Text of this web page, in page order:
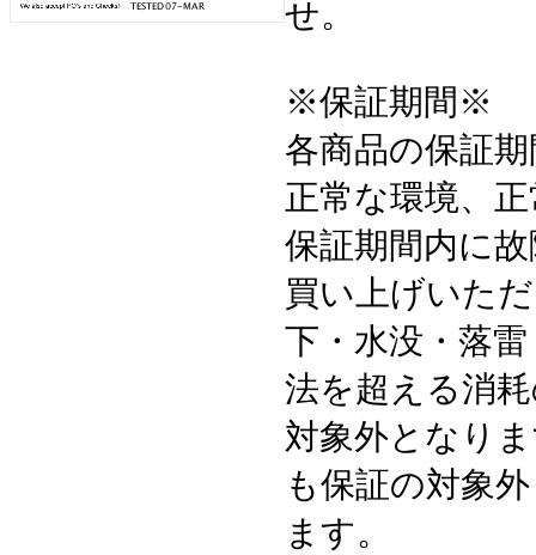
せ。
※保証期間※
各商品の保証
正常な環境、
保証期間内に
買い上げいた
下・水没・落
法を超える消
対象外となり
も保証の対象
ます。